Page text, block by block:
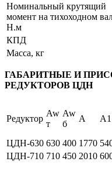
Номинальный крутящий
момент на тихоходном
Н.м
КПД
Масса, кг
ГАБАРИТНЫЕ И
РЕДУКТОРОВ ЦДН
Редуктор
Aw
т
Aw
б
A A1
ЦДН-630 630 400 1770
ЦДН-710 710 450 2010